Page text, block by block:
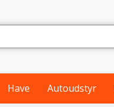
Have Autoudstyr